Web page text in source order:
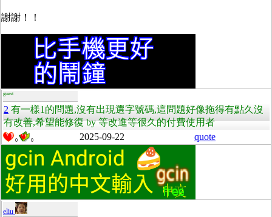
謝謝！！
guest
2 有一樣1的問題,沒有出現選字號碼,這問題好像拖得有點久沒
有改善,希望能修復 by 等改進等很久的付費使用者
0 0 2025-09-22 quote
eliu